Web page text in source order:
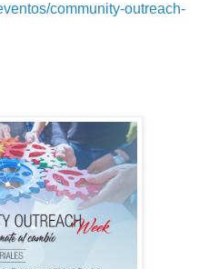
community-outreach-